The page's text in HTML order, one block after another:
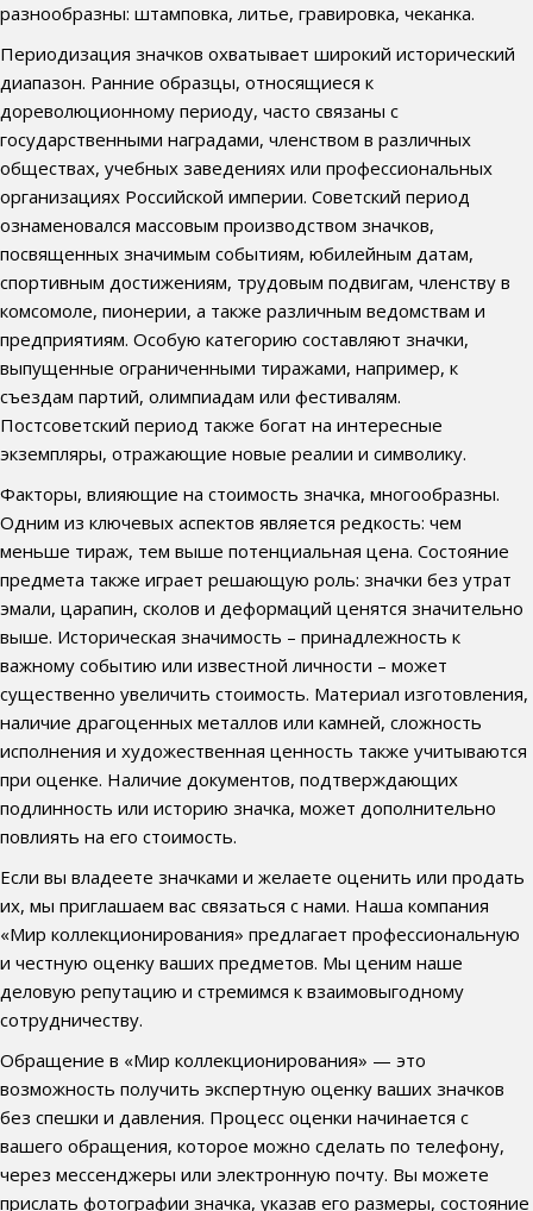
разнообразны: штамповка, литье, гравировка, чеканка.
Периодизация значков охватывает широкий исторический
диапазон. Ранние образцы, относящиеся к
дореволюционному периоду, часто связаны с
государственными наградами, членством в различных
обществах, учебных заведениях или профессиональных
организациях Российской империи. Советский период
ознаменовался массовым производством значков,
посвященных значимым событиям, юбилейным датам,
спортивным достижениям, трудовым подвигам, членству в
комсомоле, пионерии, а также различным ведомствам и
предприятиям. Особую категорию составляют значки,
выпущенные ограниченными тиражами, например, к
съездам партий, олимпиадам или фестивалям.
Постсоветский период также богат на интересные
экземпляры, отражающие новые реалии и символику.
Факторы, влияющие на стоимость значка, многообразны.
Одним из ключевых аспектов является редкость: чем
меньше тираж, тем выше потенциальная цена. Состояние
предмета также играет решающую роль: значки без утрат
эмали, царапин, сколов и деформаций ценятся значительно
выше. Историческая значимость – принадлежность к
важному событию или известной личности – может
существенно увеличить стоимость. Материал изготовления,
наличие драгоценных металлов или камней, сложность
исполнения и художественная ценность также учитываются
при оценке. Наличие документов, подтверждающих
подлинность или историю значка, может дополнительно
повлиять на его стоимость.
Если вы владеете значками и желаете оценить или продать
их, мы приглашаем вас связаться с нами. Наша компания
«Мир коллекционирования» предлагает профессиональную
и честную оценку ваших предметов. Мы ценим наше
деловую репутацию и стремимся к взаимовыгодному
сотрудничеству.
Обращение в «Мир коллекционирования» — это
возможность получить экспертную оценку ваших значков
без спешки и давления. Процесс оценки начинается с
вашего обращения, которое можно сделать по телефону,
через мессенджеры или электронную почту. Вы можете
прислать фотографии значка, указав его размеры, состояние